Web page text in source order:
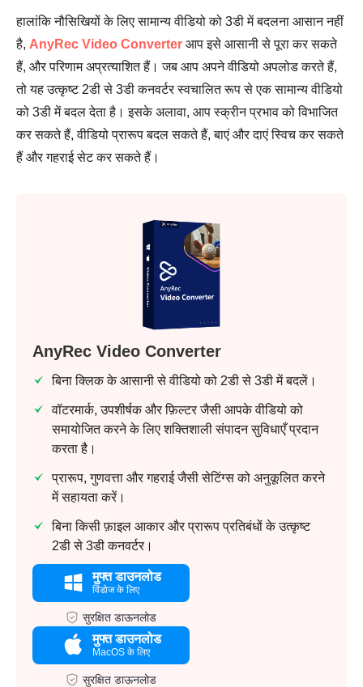
हालांकि नौसिखियों के लिए सामान्य वीडियो को 3डी में बदलना आसान नहीं
है, AnyRec Video Converter आप इसे आसानी से पूरा कर सकते
हैं, और परिणाम अप्रत्याशित हैं। जब आप अपने वीडियो अपलोड करते हैं,
तो यह उत्कृष्ट 2डी से 3डी कनवर्टर स्वचालित रूप से एक सामान्य वीडियो
को 3डी में बदल देता है। इसके अलावा, आप स्क्रीन प्रभाव को विभाजित
कर सकते हैं, वीडियो प्रारूप बदल सकते हैं, बाएं और दाएं स्विच कर सकते
हैं और गहराई सेट कर सकते हैं।
AnyRec Video Converter
बिना क्लिक के आसानी से वीडियो को 2डी से 3डी में बदलें।
वॉटरमार्क, उपशीर्षक और फ़िल्टर जैसी आपके वीडियो को
समायोजित करने के लिए शक्तिशाली संपादन सुविधाएँ प्रदान
करता है।
प्रारूप, गुणवत्ता और गहराई जैसी सेटिंग्स को अनुकूलित करने
में सहायता करें।
बिना किसी फ़ाइल आकार और प्रारूप प्रतिबंधों के उत्कृष्ट
2डी से 3डी कनवर्टर।
मुफ्त डाउनलोड
विंडोज के लिए
सुरक्षित डाऊनलोड
मुफ्त डाउनलोड
MacOS के लिए
सुरक्षित डाऊनलोड